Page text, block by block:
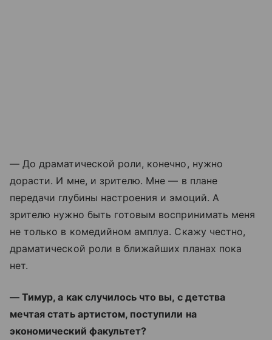
— До драматической роли, конечно, нужно
дорасти. И мне, и зрителю. Мне — в плане
передачи глубины настроения и эмоций. А
зрителю нужно быть готовым воспринимать меня
не только в комедийном амплуа. Скажу честно,
драматической роли в ближайших планах пока
нет.
— Тимур, а как случилось что вы, с детства
мечтая стать артистом, поступили на
экономический факультет?